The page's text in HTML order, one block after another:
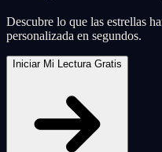
Descubre lo que las estrellas
personalizada en segundos.
Iniciar Mi Lectura Gratis